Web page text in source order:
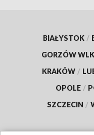
BIAŁYSTOK /
GORZÓW
KRAKÓW /
OPOLE /
SZCZECIN /